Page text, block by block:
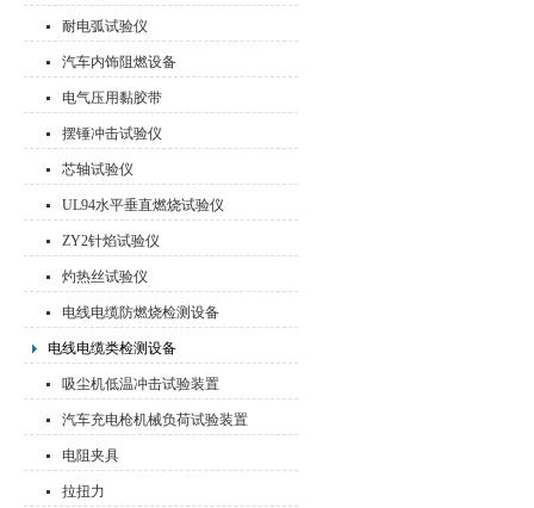
耐电弧试验仪
汽车内饰阻燃设备
电气压用黏胶带
摆锤冲击试验仪
芯轴试验仪
UL94水平垂直燃烧试验仪
ZY2针焰试验仪
灼热丝试验仪
电线电缆防燃烧检测设备
电线电缆类检测设备
吸尘机低温冲击试验装置
汽车充电枪机械负荷试验装置
电阻夹具
拉扭力